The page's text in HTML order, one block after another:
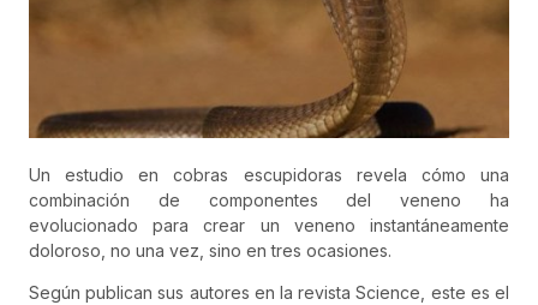
Un estudio en cobras escupidoras revela cómo una
combinación de componentes del veneno ha
evolucionado para crear un veneno instantáneamente
doloroso, no una vez, sino en tres ocasiones.
Según publican sus autores en la revista Science, este es el